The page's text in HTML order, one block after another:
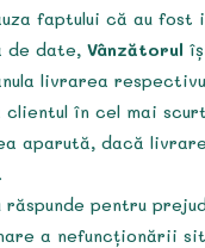
faptului că au fost
de date, Vânzătorul
livrarea
clientul în cel mai
aparută, dacă
răspunde pentru
a nefuncționării